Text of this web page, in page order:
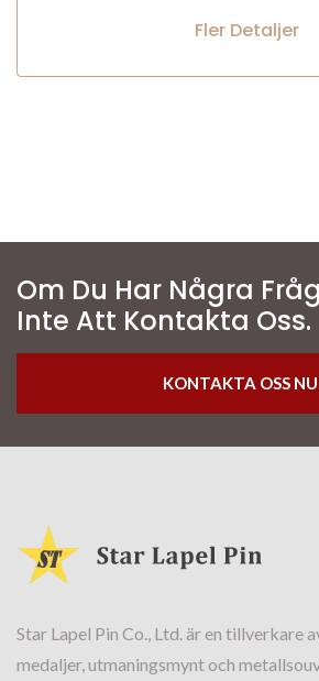
Fler Detaljer
Om Du Har Några
Inte Att Kontakta Oss.
KONTAKTA OSS
Star Lapel Pin Co., Ltd. är en tillverkare
medaljer, utmaningsmynt och